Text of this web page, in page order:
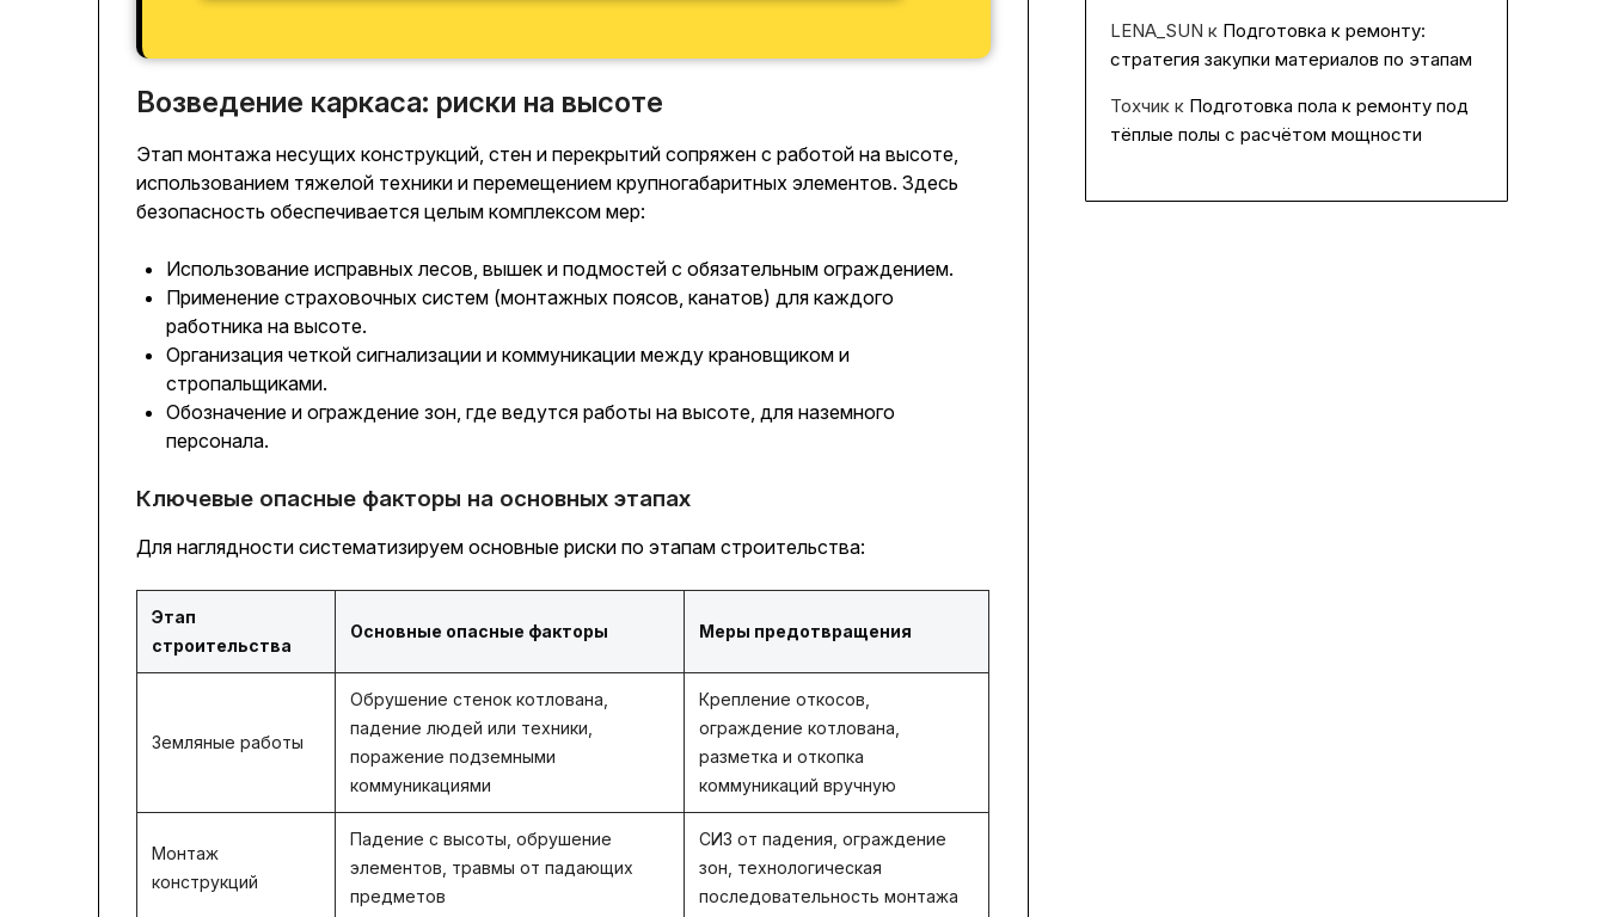
Возведение каркаса: риски на высоте
Этап монтажа несущих конструкций, стен и перекрытий сопряжен с работой на высоте,
использованием тяжелой техники и перемещением крупногабаритных элементов. Здесь
безопасность обеспечивается целым комплексом мер:
Использование исправных лесов, вышек и подмостей с обязательным ограждением.
Применение страховочных систем (монтажных поясов, канатов) для каждого
работника на высоте.
Организация четкой сигнализации и коммуникации между крановщиком и
стропальщиками.
Обозначение и ограждение зон, где ведутся работы на высоте, для наземного
персонала.
Ключевые опасные факторы на основных этапах
Для наглядности систематизируем основные риски по этапам строительства:
Этап
строительства
Основные опасные факторы Меры предотвращения
Земляные работы
Обрушение стенок котлована,
падение людей или техники,
поражение подземными
коммуникациями
Крепление откосов,
ограждение котлована,
разметка и откопка
коммуникаций вручную
Монтаж
конструкций
Падение с высоты, обрушение
элементов, травмы от падающих
предметов
СИЗ от падения, ограждение
зон, технологическая
последовательность монтажа
LENA_SUN к Подготовка к ремонту:
стратегия закупки материалов по этапам
Тохчикк Подготовка пола к ремонту под
тёплые полы с расчётом мощности